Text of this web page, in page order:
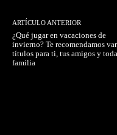
ARTÍCULO ANTERIOR
¿Qué jugar en vacaciones de
invierno? Te recomendamos
títulos para ti, tus amigos y
familia